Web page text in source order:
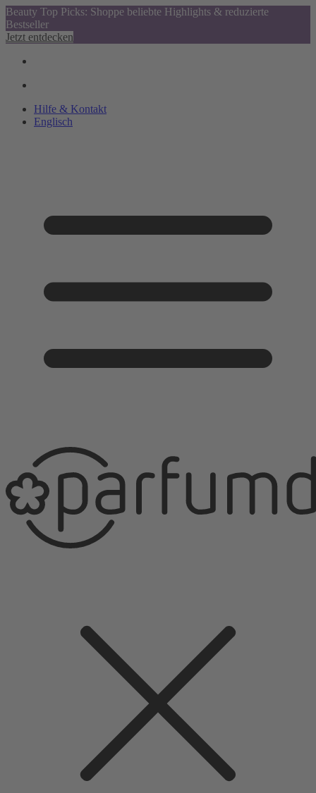
Beauty Top Picks: Shoppe beliebte Highlights & reduzierte
Bestseller
Jetzt entdecken
Hilfe & Kontakt
Englisch